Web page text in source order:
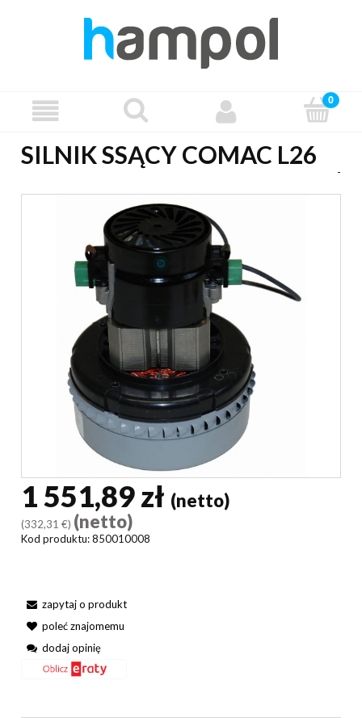
SILNIK SSĄCY COMAC L26
-
1 551,89 zł (netto)
(332,31 €) (netto)
Kod produktu:850010008
zapytaj o produkt
poleć znajomemu
dodaj opinię